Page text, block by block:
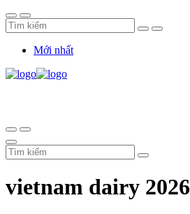
Mới nhất
vietnam dairy 2026